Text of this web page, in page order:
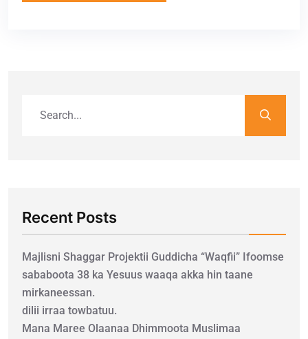
Recent Posts
Majlisni Shaggar Projektii Guddicha “Waqfii” Ifoomse
sababoota 38 ka Yesuus waaqa akka hin taane
mirkaneessan.
dilii irraa towbatuu.
Mana Maree Olaanaa Dhimmoota Muslimaa